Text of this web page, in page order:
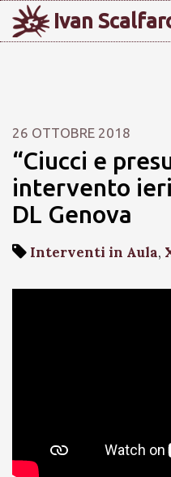
Ivan
26 OTTOBRE 2018
“Ciucci e
intervento
DL Genova
Interventi in Aula,